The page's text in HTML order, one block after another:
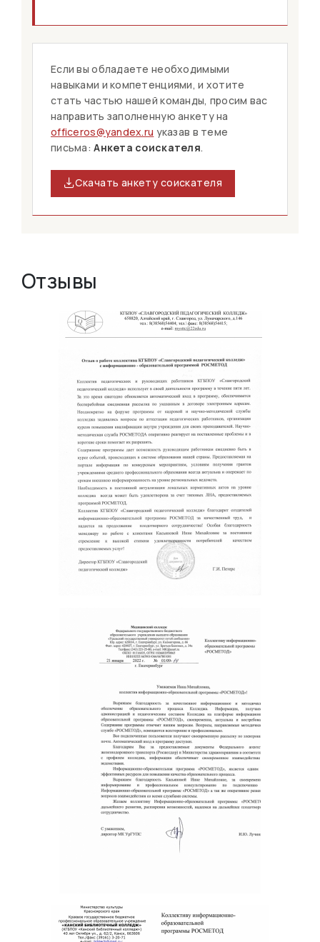
Если вы обладаете необходимыми
навыками и компетенциями, и хотите
стать частью нашей команды, просим вас
направить заполненную анкету на
officeros@yandex.ru указав в теме
письма:Анкета соискателя.
Скачать анкету соискателя
Отзывы